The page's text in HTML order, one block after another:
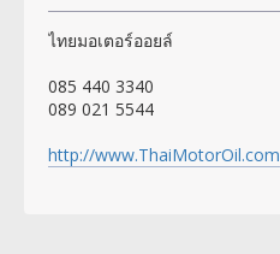
ไทยมอเตอร์ออยล์
085 440 3340
089 021 5544
http://www.ThaiMotorOil.com